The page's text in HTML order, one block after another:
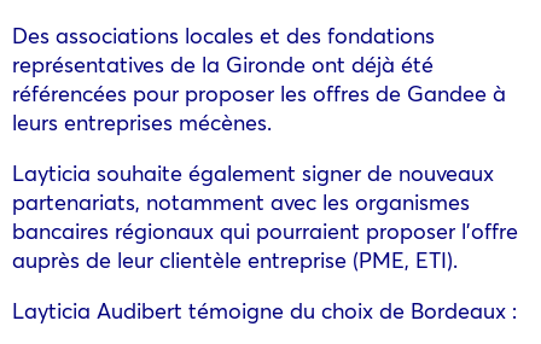
Des associations locales et des fondations
représentatives de la Gironde ont déjà été
référencées pour proposer les offres de Gandee à
leurs entreprises mécènes.
Layticia souhaite également signer de nouveaux
partenariats, notamment avec les organismes
bancaires régionaux qui pourraient proposer l’offre
auprès de leur clientèle entreprise (PME, ETI).
Layticia Audibert témoigne du choix de Bordeaux :